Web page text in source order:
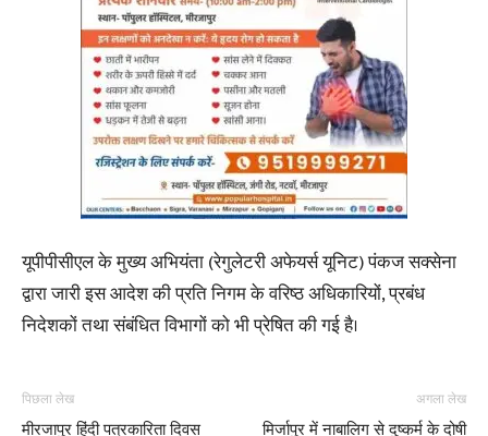
यूपीपीसीएल के मुख्य अभियंता (रेगुलेटरी अफेयर्स यूनिट) पंकज सक्सेना
द्वारा जारी इस आदेश की प्रति निगम के वरिष्ठ अधिकारियों, प्रबंध
निदेशकों तथा संबंधित विभागों को भी प्रेषित की गई है।
पिछला लेख
मीरजापुर हिंदी पत्रकारिता दिवस
अगला लेख
मिर्जापुर में नाबालिग से दुष्कर्म के दोषी